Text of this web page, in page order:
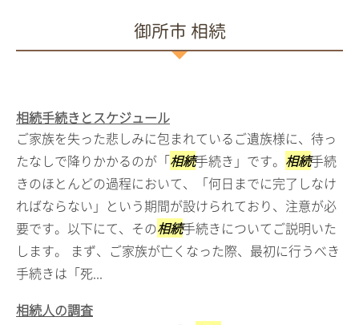
御所市 相続
相続手続きとスケジュール
ご家族を失った悲しみに包まれているご遺族様に、待っ
たなしで降りかかるのが「相続手続き」です。 相続手続
きのほとんどの過程において、「何日までに完了しなけ
ればならない」という期間が設けられており、注意が必
要です。以下にて、その相続手続きについてご説明いた
します。 まず、ご家族が亡くなった際、最初に行うべき
手続きは「死...
相続人の調査